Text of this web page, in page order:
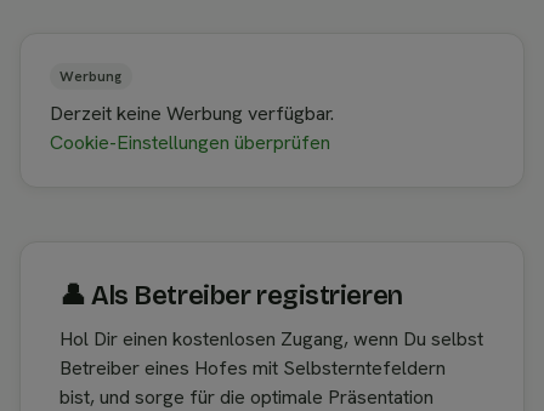
Werbung
Derzeit keine Werbung verfügbar.
Cookie-Einstellungen überprüfen
👤︎ Als Betreiber registrieren
Hol Dir einen kostenlosen Zugang, wenn Du selbst
Betreiber eines Hofes mit Selbsterntefeldern
bist, und sorge für die optimale Präsentation